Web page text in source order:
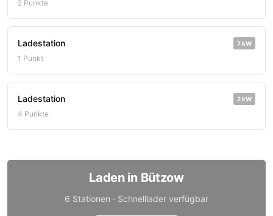
2 Punkte
Ladestation 7 kW
1 Punkt
Ladestation 2 kW
4 Punkte
Laden in Bützow
6 Stationen · Schnelllader verfügbar